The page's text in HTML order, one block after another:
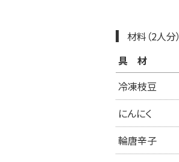
材料（2人分）
具材
冷凍枝豆
にんにく
輪唐辛子